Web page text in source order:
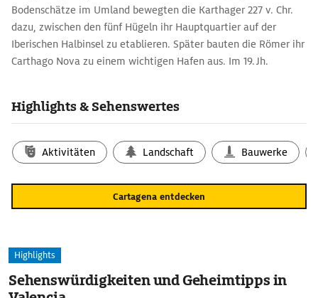
Bodenschätze im Umland bewegten die Karthager 227 v. Chr.
dazu, zwischen den fünf Hügeln ihr Hauptquartier auf der
Iberischen Halbinsel zu etablieren. Später bauten die Römer ihr
Carthago Nova zu einem wichtigen Hafen aus. Im 19. Jh.
Mayor. Zu den schönsten gehören das Rathaus, die Casa
Highlights & Sehenswertes
Aktivitäten Landschaft Bauwerke
Cartagena entdecken
Highlights
Sehenswürdigkeiten und Geheimtipps in